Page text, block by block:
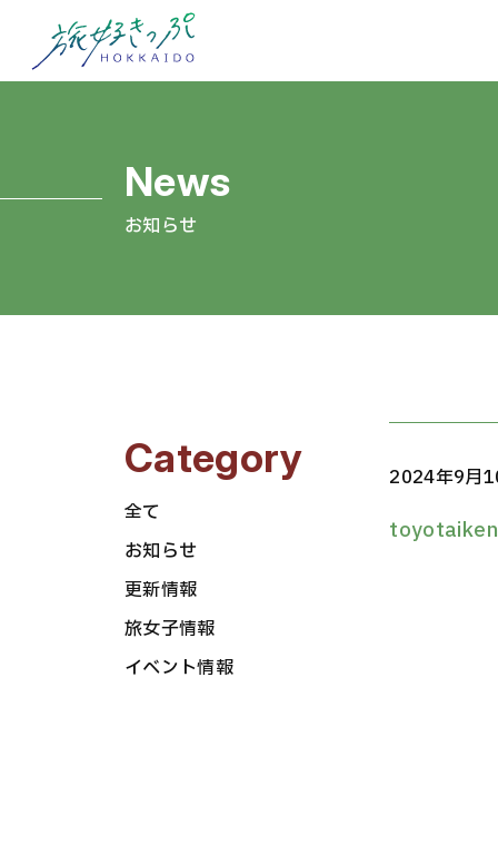
お知らせ
2024年9月
Category
全て
お知らせ
更新情報
旅女子情報
イベント情報